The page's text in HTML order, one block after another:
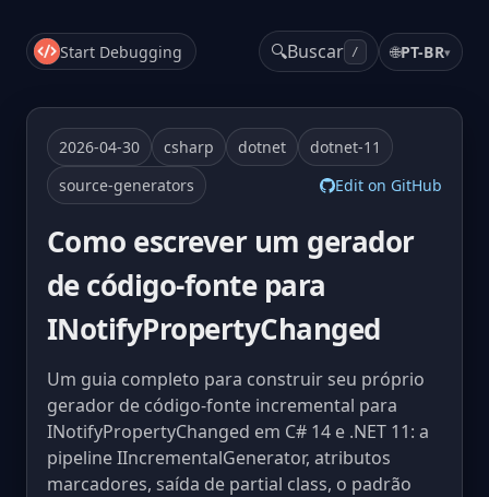
Start Debugging 🔍Buscar / 🌐PT-BR▾
2026-04-30 csharp dotnet
dotnet-11
source-generators
Edit on GitHub
Como escrever um gerador
de código-fonte para
INotifyPropertyChanged
Um guia completo para construir seu próprio
gerador de código-fonte incremental para
INotifyPropertyChanged em C# 14 e .NET 11: a
pipeline IIncrementalGenerator, atributos
marcadores, saída de partial class, o padrão